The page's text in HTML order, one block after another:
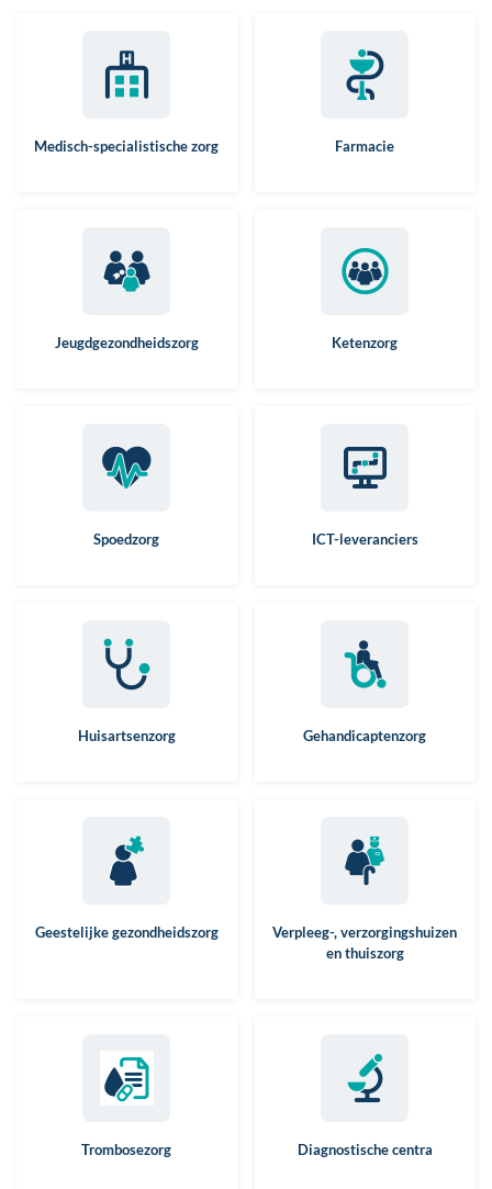
Medisch-specialistische zorg Farmacie
Jeugdgezondheidszorg Ketenzorg
Spoedzorg ICT-leveranciers
Huisartsenzorg Gehandicaptenzorg
Geestelijke gezondheidszorg
Verpleeg-, verzorgingshuizen
en thuiszorg
Trombosezorg Diagnostische centra